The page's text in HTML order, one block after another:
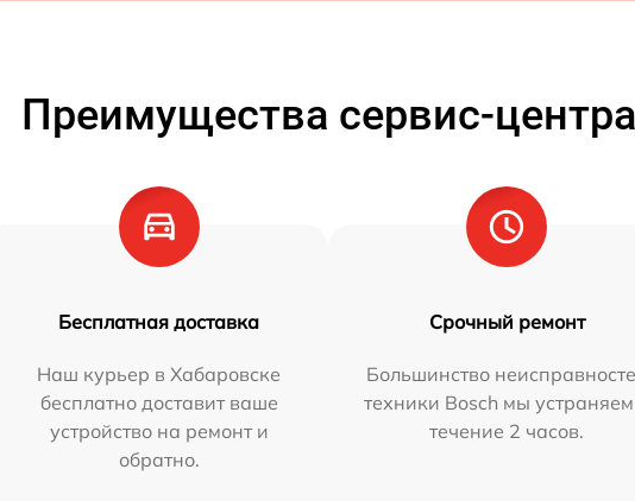
Преимущества сервис-центра
Бесплатная доставка
Наш курьер в Хабаровске
бесплатно доставит ваше
устройство на ремонт и
обратно.
Срочный ремонт
Большинство
техники Bosch мы
течение 2 часов.